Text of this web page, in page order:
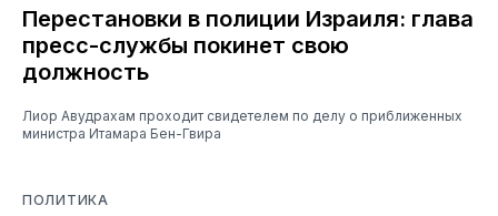
Перестановки в полиции Израиля: глава
пресс-службы покинет свою
должность
Лиор Авудрахам проходит свидетелем по делу о приближенных
министра Итамара Бен-Гвира
ПОЛИТИКА